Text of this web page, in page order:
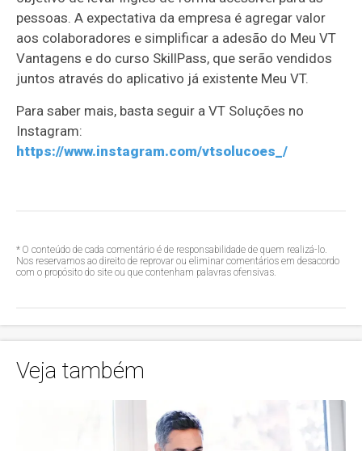
pessoas. A expectativa da empresa é agregar valor
aos colaboradores e simplificar a adesão do Meu VT
Vantagens e do curso SkillPass, que serão vendidos
juntos através do aplicativo já existente Meu VT.
Para saber mais, basta seguir a VT Soluções no
Instagram:
https://www.instagram.com/vtsolucoes_/
* O conteúdo de cada comentário é de responsabilidade de quem realizá-lo.
Nos reservamos ao direito de reprovar ou eliminar comentários em desacordo
com o propósito do site ou que contenham palavras ofensivas.
Veja também